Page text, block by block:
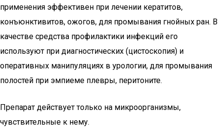
применения эффективен при лечении кератитов,
конъюнктивитов, ожогов, для промывания гнойных ран. В
качестве средства профилактики инфекций его
используют при диагностических (цистоскопия) и
оперативных манипуляциях в урологии, для промывания
полостей при эмпиеме плевры, перитоните.
Препарат действует только на микроорганизмы,
чувствительные к нему.